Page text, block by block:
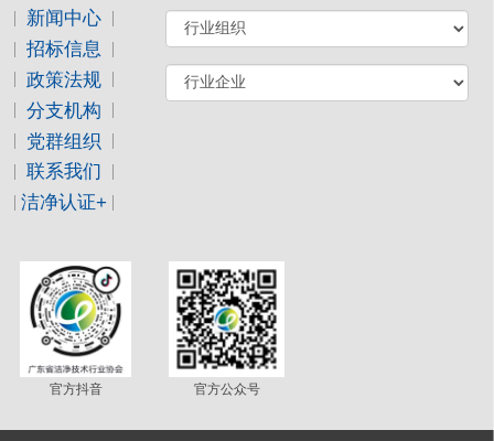
新闻中心
招标信息
政策法规
分支机构
党群组织
联系我们
洁净认证+
官方抖音 官方公众号